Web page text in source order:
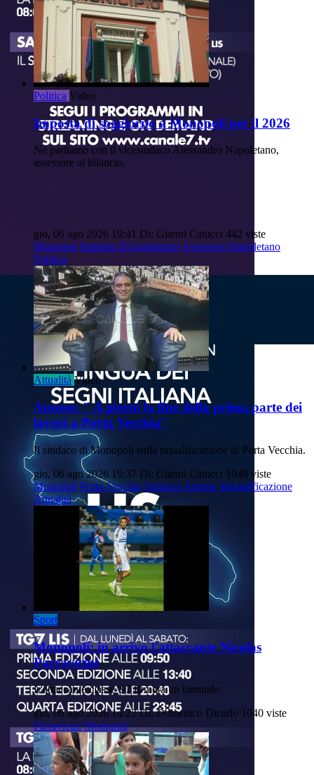
Politica Video
Imposta di soggiorno a Monopoli per il 2026
Ne parliamo con il vicesindaco Alessandro Napoletano,
assessore al bilancio.
gio, 06 ago 2026 19:41 Di: Gianni Catucci 442 viste
Monopoli Imposta-Di-SoggiornoAssessore-Napoletano
Politica
Attualità Video
Annese: " A giorni la fine della prima parte dei
lavori a Porta Vecchia"
Il sindaco di Monopoli sulla riqualificazione di Porta Vecchia.
gio, 06 ago 2026 19:37 Di: Gianni Catucci 1048 viste
Monopoli Porta-Vecchia Sindaco-Annese Riqualificazione
Attualità
Sport
Monopoli: in arrivo l'attaccante Nicolas
Parravicini
L'attaccante classe '97 firmerà un biennale
gio, 06 ago 2026 14:22 Di: Domenico Dicarlo 1040 viste
Parravicini Monopoli